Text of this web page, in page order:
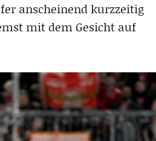
anscheinend kurzzeitig
mit dem Gesicht auf